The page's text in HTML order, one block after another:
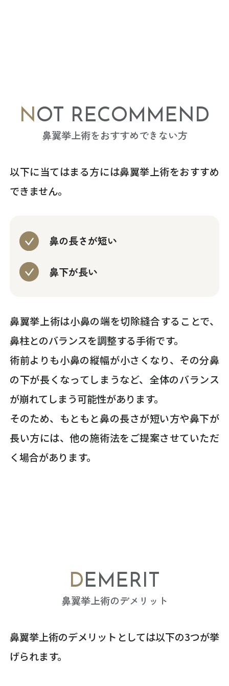
NOT RECOMMEND
鼻翼挙上術をおすすめできない方
以下に当てはまる方には鼻翼挙上術をおすすめ
できません。
鼻の長さが短い
鼻下が長い
鼻翼挙上術は小鼻の端を切除縫合することで、
鼻柱とのバランスを調整する手術です。
術前よりも小鼻の縦幅が小さくなり、その分鼻
の下が長くなってしまうなど、全体のバランス
が崩れてしまう可能性があります。
そのため、もともと鼻の長さが短い方や鼻下が
長い方には、他の施術法をご提案させていただ
く場合があります。
DEMERIT
鼻翼挙上術のデメリット
鼻翼挙上術のデメリットとしては以下の3つが挙
げられます。